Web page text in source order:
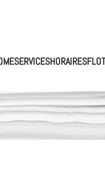
SERVICESHORAIRES